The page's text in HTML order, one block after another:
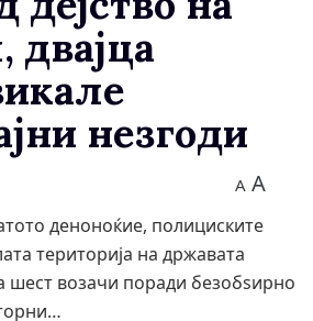
двајца
незгоди
A A
деноноќие, полициските
територија на државата
шест возачи поради безобѕирно